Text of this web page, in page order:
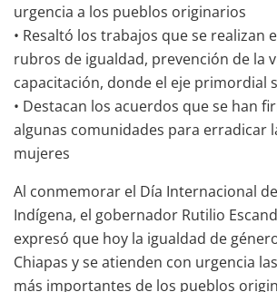
urgencia a los pueblos originarios
• Resaltó los trabajos que se realizan
rubros de igualdad, prevención de la
capacitación, donde el eje primordial
• Destacan los acuerdos que se han
algunas comunidades para erradicar
mujeres
Al conmemorar el Día Internacional
Indígena, el gobernador Rutilio
expresó que hoy la igualdad de
Chiapas y se atienden con urgencia
más importantes de los pueblos